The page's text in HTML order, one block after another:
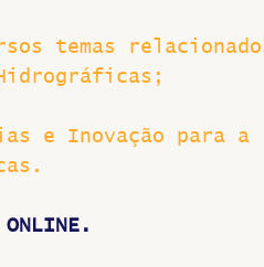
temas
e Inovação para a